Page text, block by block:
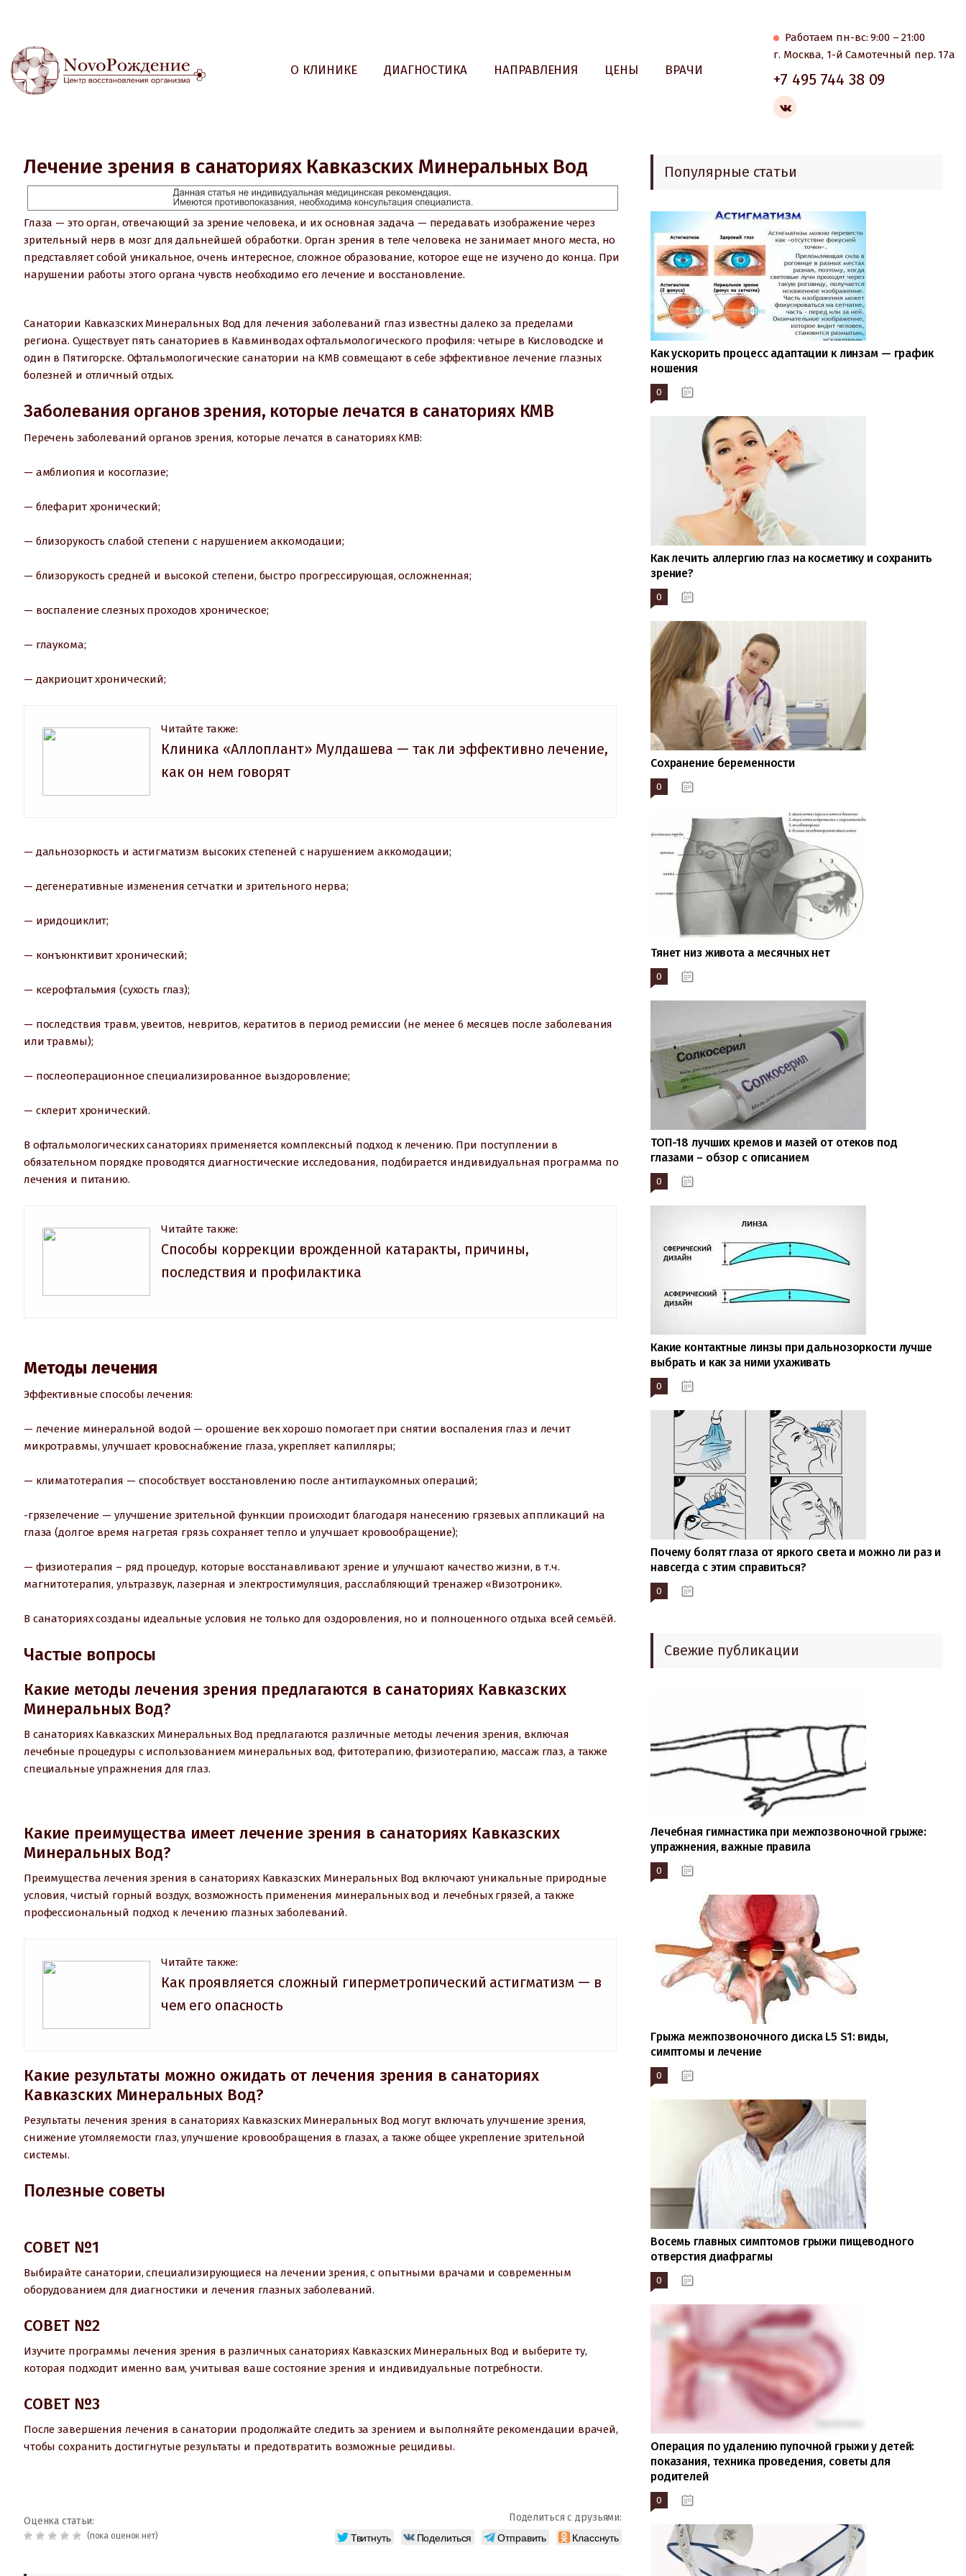
О КЛИНИКЕ ДИАГНОСТИКА НАПРАВЛЕНИЯ ЦЕНЫ ВРАЧИ
Работаем пн-вс: 9:00 – 21:00
г. Москва, 1-й Самотечный пер. 17а
+7 495 744 38 09
Лечение зрения в санаториях Кавказских Минеральных Вод
Глаза — это орган, отвечающий за зрение человека, и их основная задача — передавать изображение через
зрительный нерв в мозг для дальнейшей обработки. Орган зрения в теле человека не занимает много места, но
представляет собой уникальное, очень интересное, сложное образование, которое еще не изучено до конца. При
нарушении работы этого органа чувств необходимо его лечение и восстановление.
Санатории Кавказских Минеральных Вод для лечения заболеваний глаз известны далеко за пределами
региона. Существует пять санаториев в Кавминводах офтальмологического профиля: четыре в Кисловодске и
один в Пятигорске. Офтальмологические санатории на КМВ совмещают в себе эффективное лечение глазных
болезней и отличный отдых.
Заболевания органов зрения, которые лечатся в санаториях КМВ
Перечень заболеваний органов зрения, которые лечатся в санаториях КМВ:
— амблиопия и косоглазие;
— блефарит хронический;
— близорукость слабой степени с нарушением аккомодации;
— близорукость средней и высокой степени, быстро прогрессирующая, осложненная;
— воспаление слезных проходов хроническое;
— глаукома;
— дакриоцит хронический;
Читайте также:
Клиника «Аллоплант» Мулдашева — так ли эффективно лечение,
как он нем говорят
— дальнозоркость и астигматизм высоких степеней с нарушением аккомодации;
— дегенеративные изменения сетчатки и зрительного нерва;
— иридоциклит;
— конъюнктивит хронический;
— ксерофтальмия (сухость глаз);
— последствия травм, увеитов, невритов, кератитов в период ремиссии (не менее 6 месяцев после заболевания
или травмы);
— послеоперационное специализированное выздоровление;
— склерит хронический.
В офтальмологических санаториях применяется комплексный подход к лечению. При поступлении в
обязательном порядке проводятся диагностические исследования, подбирается индивидуальная программа по
лечения и питанию.
Читайте также:
Способы коррекции врожденной катаракты, причины,
последствия и профилактика
Методы лечения
Эффективные способы лечения:
— лечение минеральной водой — орошение век хорошо помогает при снятии воспаления глаз и лечит
микротравмы, улучшает кровоснабжение глаза, укрепляет капилляры;
— климатотерапия — способствует восстановлению после антиглаукомных операций;
-грязелечение — улучшение зрительной функции происходит благодаря нанесению грязевых аппликаций на
глаза (долгое время нагретая грязь сохраняет тепло и улучшает кровообращение);
— физиотерапия – ряд процедур, которые восстанавливают зрение и улучшают качество жизни, в т.ч.
магнитотерапия, ультразвук, лазерная и электростимуляция, расслабляющий тренажер «Визотроник».
В санаториях созданы идеальные условия не только для оздоровления, но и полноценного отдыха всей семьёй.
Частые вопросы
Какие методы лечения зрения предлагаются в санаториях Кавказских
Минеральных Вод?
В санаториях Кавказских Минеральных Вод предлагаются различные методы лечения зрения, включая
лечебные процедуры с использованием минеральных вод, фитотерапию, физиотерапию, массаж глаз, а также
специальные упражнения для глаз.
Какие преимущества имеет лечение зрения в санаториях Кавказских
Минеральных Вод?
Преимущества лечения зрения в санаториях Кавказских Минеральных Вод включают уникальные природные
условия, чистый горный воздух, возможность применения минеральных вод и лечебных грязей, а также
профессиональный подход к лечению глазных заболеваний.
Читайте также:
Как проявляется сложный гиперметропический астигматизм — в
чем его опасность
Какие результаты можно ожидать от лечения зрения в санаториях
Кавказских Минеральных Вод?
Результаты лечения зрения в санаториях Кавказских Минеральных Вод могут включать улучшение зрения,
снижение утомляемости глаз, улучшение кровообращения в глазах, а также общее укрепление зрительной
системы.
Полезные советы
СОВЕТ №1
Выбирайте санатории, специализирующиеся на лечении зрения, с опытными врачами и современным
оборудованием для диагностики и лечения глазных заболеваний.
СОВЕТ №2
Изучите программы лечения зрения в различных санаториях Кавказских Минеральных Вод и выберите ту,
которая подходит именно вам, учитывая ваше состояние зрения и индивидуальные потребности.
СОВЕТ №3
После завершения лечения в санатории продолжайте следить за зрением и выполняйте рекомендации врачей,
чтобы сохранить достигнутые результаты и предотвратить возможные рецидивы.
Оценка статьи:
(пока оценок нет)
Поделиться с друзьями:
Твитнуть Поделиться Отправить Класснуть
Популярные статьи
Как ускорить процесс адаптации к линзам — график
ношения
0
Как лечить аллергию глаз на косметику и сохранить
зрение?
0
Сохранение беременности
0
Тянет низ живота а месячных нет
0
ТОП-18 лучших кремов и мазей от отеков под
глазами – обзор с описанием
0
Какие контактные линзы при дальнозоркости лучше
выбрать и как за ними ухаживать
0
Почему болят глаза от яркого света и можно ли раз и
навсегда с этим справиться?
0
Свежие публикации
Лечебная гимнастика при межпозвоночной грыже:
упражнения, важные правила
0
Грыжа межпозвоночного диска L5 S1: виды,
симптомы и лечение
0
Восемь главных симптомов грыжи пищеводного
отверстия диафрагмы
0
Операция по удалению пупочной грыжи у детей:
показания, техника проведения, советы для
родителей
0